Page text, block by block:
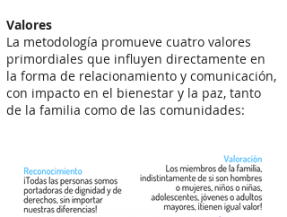
Valores
La metodología promueve cuatro valores
primordiales que influyen directamente en
la forma de relacionamiento y comunicación,
con impacto en el bienestar y la paz, tanto
de la familia como de las comunidades: